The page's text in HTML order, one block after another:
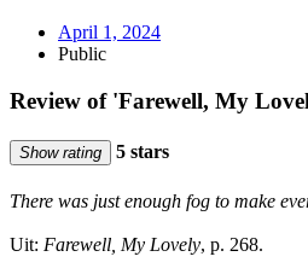
April 1, 2024
Public
Review of 'Farewell, My
Show rating 5 stars
There was just enough fog to make
Uit: Farewell, My Lovely, p. 268.